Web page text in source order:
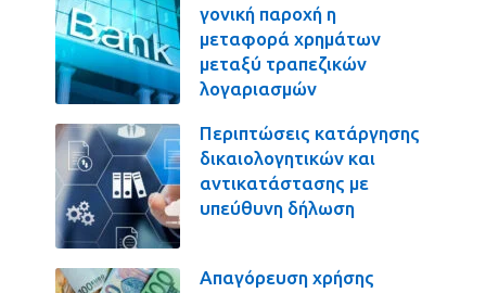
γονική παροχή η
μεταφορά χρημάτων
μεταξύ τραπεζικών
λογαριασμών
Περιπτώσεις κατάργησης
δικαιολογητικών και
αντικατάστασης με
υπεύθυνη δήλωση
Απαγόρευση χρήσης